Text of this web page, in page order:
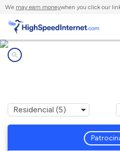
We may earn moneywhen you click our